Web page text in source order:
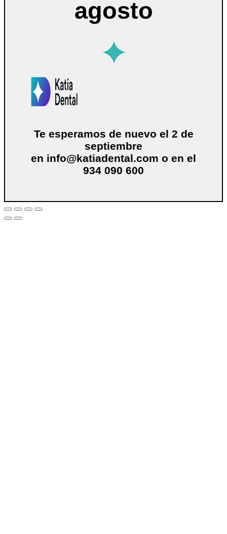
agosto
Te esperamos de nuevo el 2 de
septiembre
en info@katiadental.com o en el
934 090 600